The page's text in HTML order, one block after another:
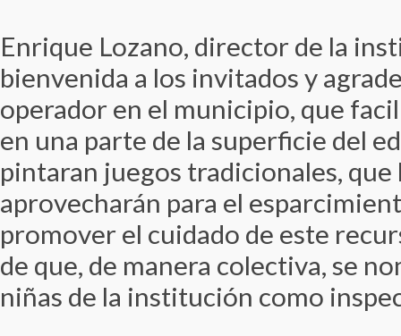
Enrique Lozano, director de la
bienvenida a los invitados y
operador en el municipio, que
en una parte de la superficie del
pintaran juegos tradicionales, que
aprovecharán para el
promover el cuidado de este
de que, de manera colectiva, se
niñas de la institución como